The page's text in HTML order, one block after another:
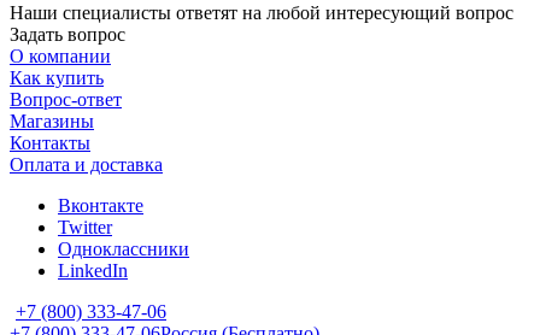
Наши специалисты ответят на любой интересующий вопрос
Задать вопрос
О компании
Как купить
Вопрос-ответ
Магазины
Контакты
Оплата и доставка
Вконтакте
Twitter
Одноклассники
LinkedIn
+7 (800) 333-47-06